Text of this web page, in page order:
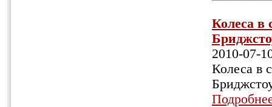
Колеса в
2010-07-
Колеса в